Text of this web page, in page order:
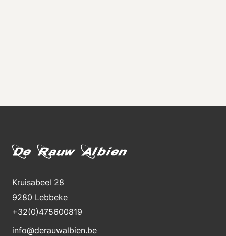
Kruisabeel 28
9280 Lebbeke
+32(0)475600819
info@derauwalbien.be